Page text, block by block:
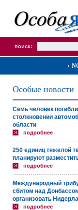
поиск:
Особые новости
Семь человек
столкновении
области
подробнее
250 единиц тяжелой
планируют
подробнее
Международный
сбитом над
организовать
подробнее